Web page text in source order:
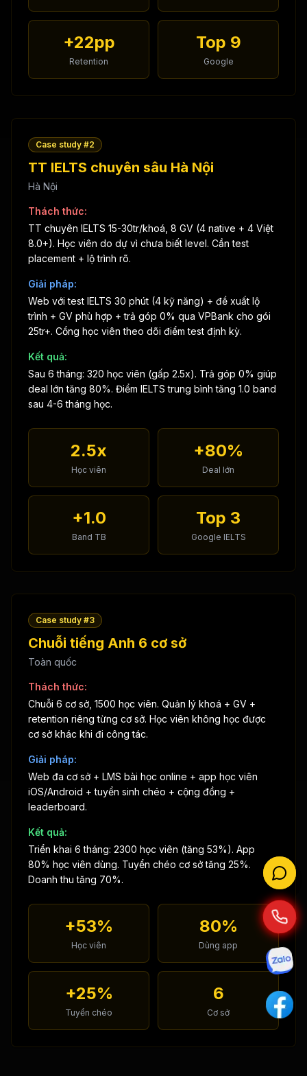
+22pp
Retention
Top 9
Google
Case study #2
TT IELTS chuyên sâu Hà Nội
Hà Nội
Thách thức:
TT chuyên IELTS 15-30tr/khoá, 8 GV (4 native + 4 Việt
8.0+). Học viên do dự vì chưa biết level. Cần test
placement + lộ trình rõ.
Giải pháp:
Web với test IELTS 30 phút (4 kỹ năng) + đề xuất lộ
trình + GV phù hợp + trả góp 0% qua VPBank cho gói
25tr+. Cổng học viên theo dõi điểm test định kỳ.
Kết quả:
Sau 6 tháng: 320 học viên (gấp 2.5x). Trả góp 0% giúp
deal lớn tăng 80%. Điểm IELTS trung bình tăng 1.0 band
sau 4-6 tháng học.
2.5x
Học viên
+80%
Deal lớn
+1.0
Band TB
Top 3
Google IELTS
Case study #3
Chuỗi tiếng Anh 6 cơ sở
Toàn quốc
Thách thức:
Chuỗi 6 cơ sở, 1500 học viên. Quản lý khoá + GV +
retention riêng từng cơ sở. Học viên không học được
cơ sở khác khi đi công tác.
Giải pháp:
Web đa cơ sở + LMS bài học online + app học viên
iOS/Android + tuyển sinh chéo + cộng đồng +
leaderboard.
Kết quả:
Triển khai 6 tháng: 2300 học viên (tăng 53%). App
80% học viên dùng. Tuyển chéo cơ sở tăng 25%.
Doanh thu tăng 70%.
+53%
Học viên
80%
Dùng app
+25%
Tuyển chéo
6
Cơ sở